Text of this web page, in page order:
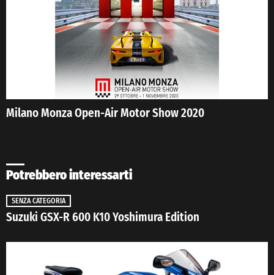
Milano Monza Open-Air Motor Show 2020
Potrebbero interessarti
SENZA CATEGORIA
Suzuki GSX-R 600 K10 Yoshimura Edition